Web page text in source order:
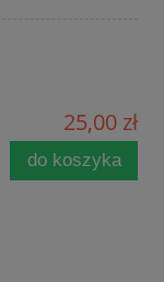
25,00 zł
do koszyka